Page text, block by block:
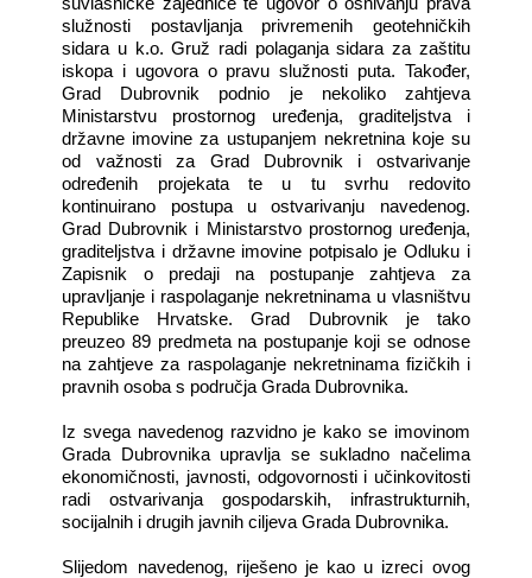
služnosti postavljanja privremenih geotehničkih
sidara u k.o. Gruž radi polaganja sidara za zaštitu
iskopa i ugovora o pravu služnosti puta. Također,
Grad Dubrovnik podnio je nekoliko zahtjeva
Ministarstvu prostornog uređenja, graditeljstva i
državne imovine za ustupanjem nekretnina koje su
od važnosti za Grad Dubrovnik i ostvarivanje
određenih projekata te u tu svrhu redovito
kontinuirano postupa u ostvarivanju navedenog.
Grad Dubrovnik i Ministarstvo prostornog uređenja,
graditeljstva i državne imovine potpisalo je Odluku i
Zapisnik o predaji na postupanje zahtjeva za
upravljanje i raspolaganje nekretninama u vlasništvu
Republike Hrvatske. Grad Dubrovnik je tako
preuzeo 89 predmeta na postupanje koji se odnose
na zahtjeve za raspolaganje nekretninama fizičkih i
pravnih osoba s područja Grada Dubrovnika.
Iz svega navedenog razvidno je kako se imovinom
Grada Dubrovnika upravlja se sukladno načelima
ekonomičnosti, javnosti, odgovornosti i učinkovitosti
radi ostvarivanja gospodarskih, infrastrukturnih,
socijalnih i drugih javnih ciljeva Grada Dubrovnika.
Slijedom navedenog, riješeno je kao u izreci ovog